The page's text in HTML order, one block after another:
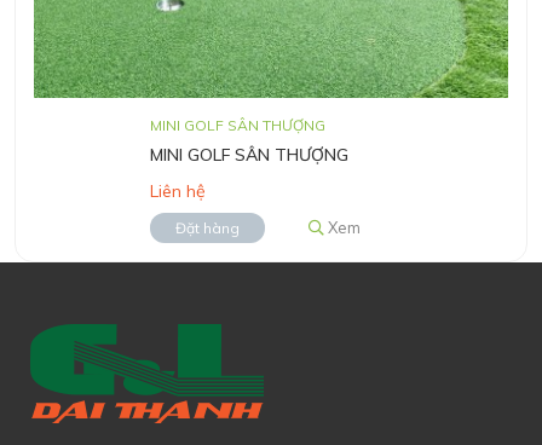
MINI GOLF SÂN THƯỢNG
MINI GOLF SÂN THƯỢNG
Liên hệ
Đặt hàng Xem